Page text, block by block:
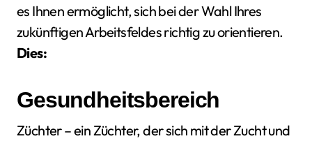
es Ihnen ermöglicht, sich bei der Wahl Ihres
zukünftigen Arbeitsfeldes richtig zu orientieren.
Dies:
Gesundheitsbereich
Züchter – ein Züchter, der sich mit der Zucht und